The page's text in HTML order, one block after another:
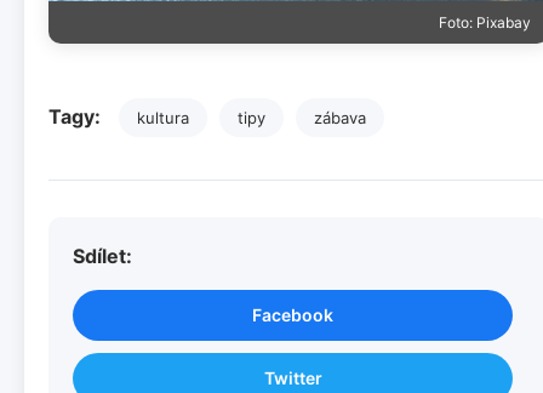
Foto: Pixabay
Tagy: kultura tipy zábava
Sdílet:
Facebook
Twitter